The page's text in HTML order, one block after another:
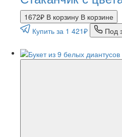
1672₽ В корзину В корзине
Купить за 1 421₽
Под